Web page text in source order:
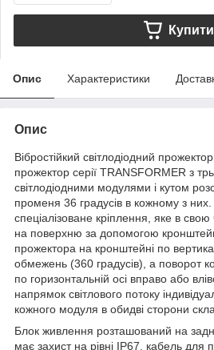
Купити
Опис Характеристики
Опис
Вібростійкий світлодіодний
прожектор серії TRANSFORMER з
світлодіодними модулями і кутом
променя 36 градусів в кожному з
спеціалізоване кріплення, яке в
на поверхню за допомогою
прожектора на кронштейні по
обмежень (360 градусів), а поворот
по горизонтальній осі вправо або
напрямок світлового потоку
кожного модуля в обидві сторони
Блок живлення розташований на
має захист на рівні IP67, кабель для